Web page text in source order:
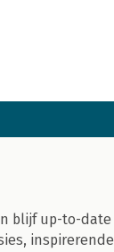
blijf up-to-date
inspirerende